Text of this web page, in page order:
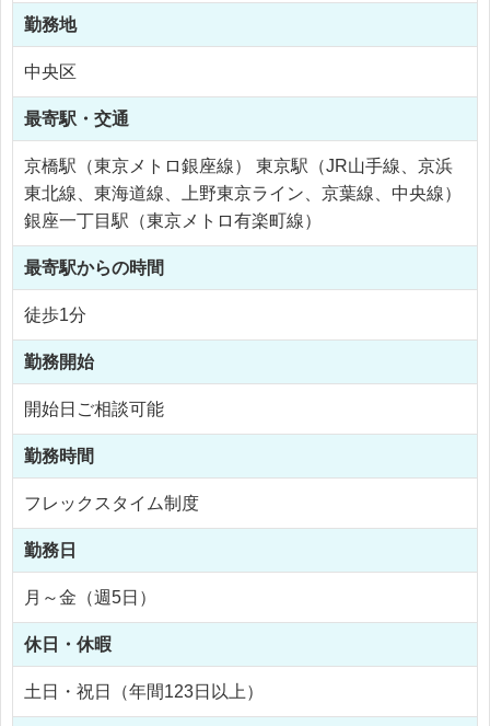
勤務地
中央区
最寄駅・交通
京橋駅（東京メトロ銀座線） 東京駅（JR山手線、京浜
東北線、東海道線、上野東京ライン、京葉線、中央線）
銀座一丁目駅（東京メトロ有楽町線）
最寄駅からの時間
徒歩1分
勤務開始
開始日ご相談可能
勤務時間
フレックスタイム制度
勤務日
月～金（週5日）
休日・休暇
土日・祝日（年間123日以上）